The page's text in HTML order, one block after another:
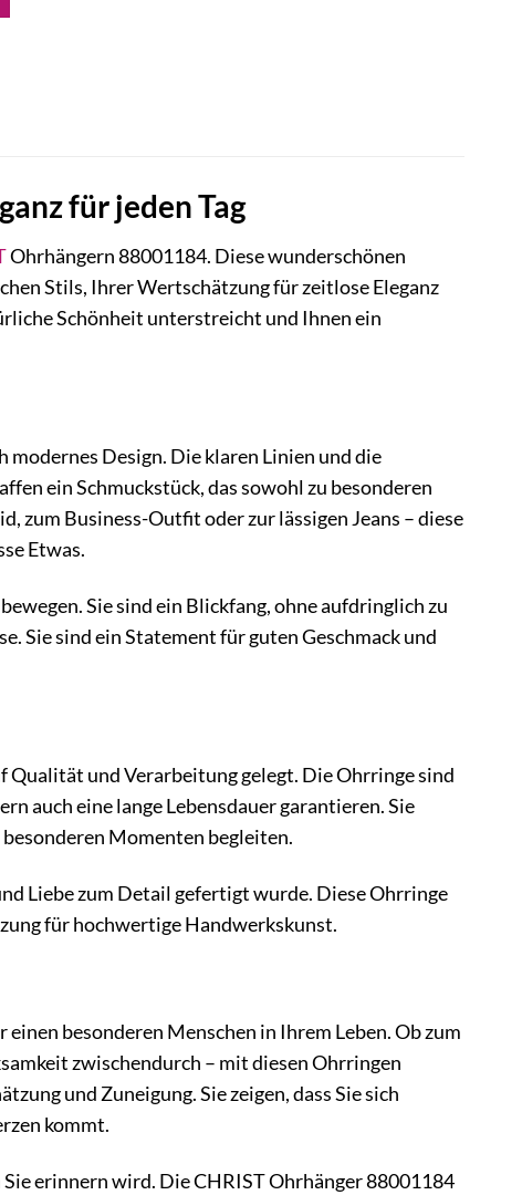
für jeden Tag
Ohrhängern 88001184. Diese wunderschönen
Stils, Ihrer Wertschätzung für zeitlose Eleganz
Schönheit unterstreicht und Ihnen ein
Design. Die klaren Linien und die
ein Schmuckstück, das sowohl zu besonderen
zum Business-Outfit oder zur lässigen Jeans – diese
Etwas.
Sie sind ein Blickfang, ohne aufdringlich zu
Sie sind ein Statement für guten Geschmack und
und Verarbeitung gelegt. Die Ohrringe sind
auch eine lange Lebensdauer garantieren. Sie
besonderen Momenten begleiten.
Liebe zum Detail gefertigt wurde. Diese Ohrringe
für hochwertige Handwerkskunst.
besonderen Menschen in Ihrem Leben. Ob zum
zwischendurch – mit diesen Ohrringen
und Zuneigung. Sie zeigen, dass Sie sich
kommt.
erinnern wird. Die CHRIST Ohrhänger 88001184